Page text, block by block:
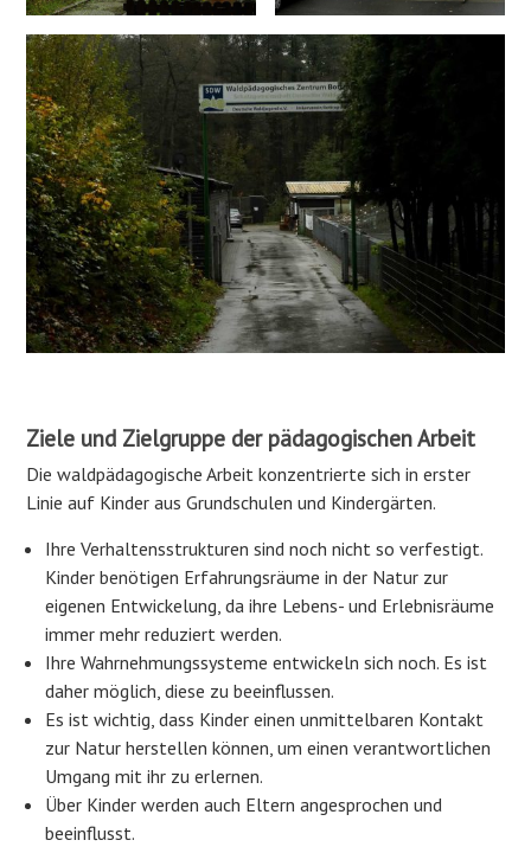
Ziele und Zielgruppe der pädagogischen Arbeit
Die waldpädagogische Arbeit konzentrierte sich in erster
Linie auf Kinder aus Grundschulen und Kindergärten.
Ihre Verhaltensstrukturen sind noch nicht so verfestigt.
Kinder benötigen Erfahrungsräume in der Natur zur
eigenen Entwickelung, da ihre Lebens- und Erlebnisräume
immer mehr reduziert werden.
Ihre Wahrnehmungssysteme entwickeln sich noch. Es ist
daher möglich, diese zu beeinflussen.
Es ist wichtig, dass Kinder einen unmittelbaren Kontakt
zur Natur herstellen können, um einen verantwortlichen
Umgang mit ihr zu erlernen.
Über Kinder werden auch Eltern angesprochen und
beeinflusst.